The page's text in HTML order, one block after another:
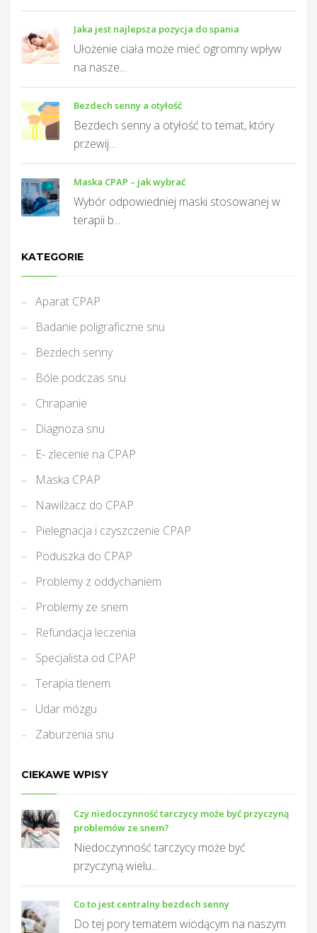
Jaka jest najlepsza pozycja do spania
Ułożenie ciała może mieć ogromny wpływ
na nasze...
Bezdech senny a otyłość
Bezdech senny a otyłość to temat, który
przewij...
Maska CPAP – jak wybrać
Wybór odpowiedniej maski stosowanej w
terapii b...
KATEGORIE
Aparat CPAP
Badanie poligraficzne snu
Bezdech senny
Bóle podczas snu
Chrapanie
Diagnoza snu
E- zlecenie na CPAP
Maska CPAP
Nawilżacz do CPAP
Pielegnacja i czyszczenie CPAP
Poduszka do CPAP
Problemy z oddychaniem
Problemy ze snem
Refundacja leczenia
Specjalista od CPAP
Terapia tlenem
Udar mózgu
Zaburzenia snu
CIEKAWE WPISY
Czy niedoczynność tarczycy może być przyczyną
problemów ze snem?
Niedoczynność tarczycy może być
przyczyną wielu...
Co to jest centralny bezdech senny
Do tej pory tematem wiodącym na naszym